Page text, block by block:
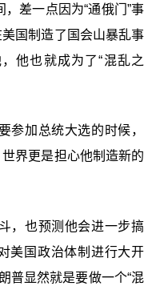
差一点因为“通俄门”事
国制造了国会山暴乱事
他也就成为了“混乱之
参加总统大选的时候，
界更是担心他制造新的
，也预测他会进一步搞
美国政治体制进行大开
普显然就是要做一个“混